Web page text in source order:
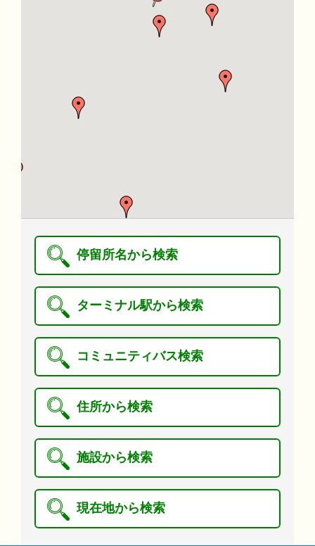
停留所名から検索
ターミナル駅から検索
コミュニティバス検索
住所から検索
施設から検索
現在地から検索